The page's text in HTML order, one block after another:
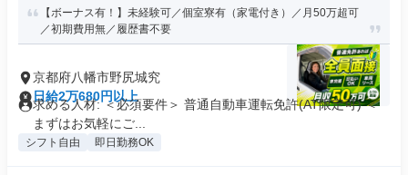
【ボーナス有！】未経験可／個室寮有（家電付き）／月50万超可
／初期費用無／履歴書不要
京都府八幡市野尻城究
日給2万680円以上
求める人材: ＜必須要件＞ 普通自動車運転免許(AT限定可) ＜
まずはお気軽にご...
シフト自由 即日勤務OK